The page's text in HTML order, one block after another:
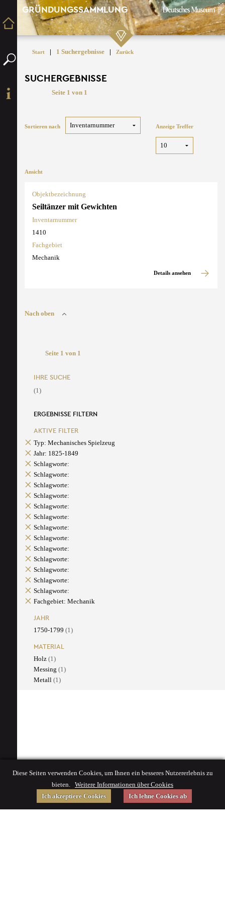
GRÜNDUNGSSAMMLUNG
Start | 1 Suchergebnisse | Zurück
SUCHERGEBNISSE
Seite 1 von 1
Sortieren nach Anzeige Treffer
Ansicht
Objektbezeichnung
Seiltänzer mit Gewichten
Inventarnummer
1410
Fachgebiet
Mechanik
Details ansehen
Nach oben
Seite 1 von 1
IHRE SUCHE
(1)
ERGEBNISSE FILTERN
AKTIVE FILTER
Typ: Mechanisches Spielzeug
Jahr: 1825-1849
Schlagworte:
Schlagworte:
Schlagworte:
Schlagworte:
Schlagworte:
Schlagworte:
Schlagworte:
Schlagworte:
Schlagworte:
Schlagworte:
Schlagworte:
Schlagworte:
Schlagworte:
Fachgebiet: Mechanik
JAHR
1750-1799 (1)
MATERIAL
Holz (1)
Messing (1)
Metall (1)
Diese Seiten verwenden Cookies, um Ihnen ein besseres Nutzererlebnis zu
bieten. Weitere Informationen über Cookies
Ich akzeptiere Cookies
Ich lehne Cookies ab